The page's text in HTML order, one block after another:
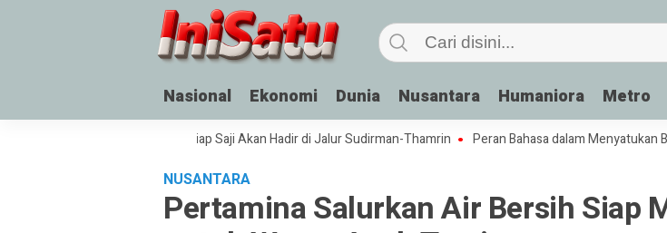
Nasional Ekonomi Dunia Nusantara Humaniora Metro
Fasilitas Air Minum Siap Saji Akan Hadir di Jalur Sudirman-Thamrin Peran Bahasa dalam Menyatukan
NUSANTARA
Pertamina Salurkan Air Bersih Siap